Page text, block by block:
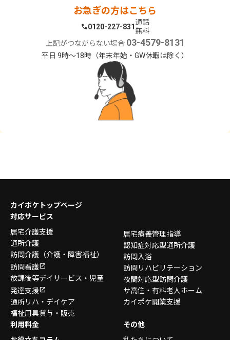
お急ぎの方はこちら
0120-227-831
通話
無料
上記がつながらない場合 03-4579-8131
平日 9時〜18時（年末年始・GW休暇は除く）
カイポケトップページ
対応サービス
居宅介護支援
通所介護
訪問介護 （介護・障害福祉）
訪問看護
放課後等デイサービス・ 児童
発達支援
通所リハ・デイケア
福祉用具貸与・販売
居宅療養管理指導
認知症対応型通所介護
訪問入浴
訪問リハビリテーション
夜間対応型訪問介護
サ高住・有料老人ホーム
カイポケ開業支援
利用料金
その他